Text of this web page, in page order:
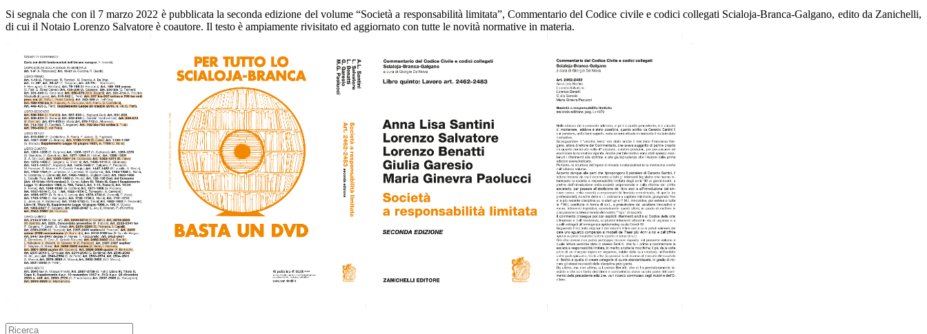
Si segnala che con il 7 marzo 2022 è pubblicata la seconda edizione del volume “Società a responsabilità limitata”, Commentario del Codice civile e codici collegati Scialoja-Branca-Galgano, edito da Zanichelli,
di cui il Notaio Lorenzo Salvatore è coautore. Il testo è ampiamente rivisitato ed aggiornato con tutte le novità normative in materia.